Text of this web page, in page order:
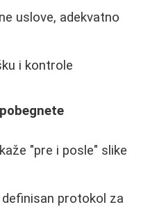
uslove, adekvatno
i kontrole
"pre i posle" slike
protokol za